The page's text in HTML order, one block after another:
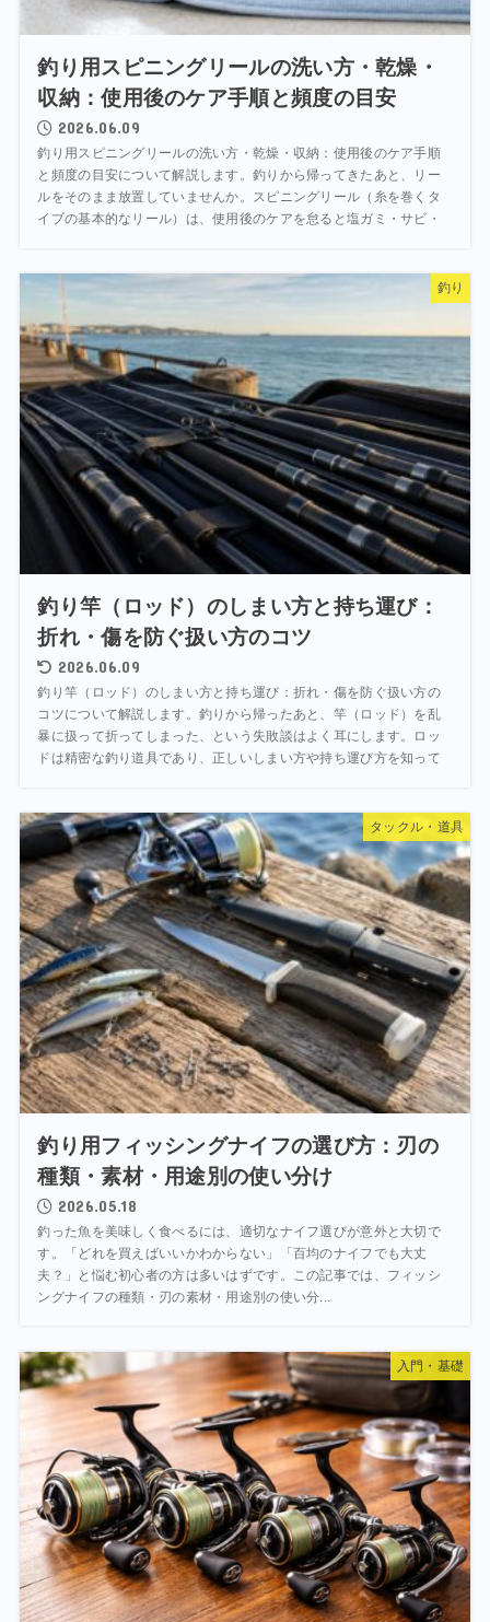
釣り用スピニングリールの洗い方・乾燥・
収納：使用後のケア手順と頻度の目安
2026.06.09
釣り用スピニングリールの洗い方・乾燥・収納：使用後のケア手順
と頻度の目安について解説します。釣りから帰ってきたあと、リー
ルをそのまま放置していませんか。スピニングリール（糸を巻くタ
イプの基本的なリール）は、使用後のケアを怠ると塩ガミ・サビ・
釣り
釣り竿（ロッド）のしまい方と持ち運び：
折れ・傷を防ぐ扱い方のコツ
2026.06.09
釣り竿（ロッド）のしまい方と持ち運び：折れ・傷を防ぐ扱い方の
コツについて解説します。釣りから帰ったあと、竿（ロッド）を乱
暴に扱って折ってしまった、という失敗談はよく耳にします。ロッ
ドは精密な釣り道具であり、正しいしまい方や持ち運び方を知って
タックル・道具
釣り用フィッシングナイフの選び方：刃の
種類・素材・用途別の使い分け
2026.05.18
釣った魚を美味しく食べるには、適切なナイフ選びが意外と大切で
す。「どれを買えばいいかわからない」「百均のナイフでも大丈
夫？」と悩む初心者の方は多いはずです。この記事では、フィッシ
ングナイフの種類・刃の素材・用途別の使い分...
入門・基礎